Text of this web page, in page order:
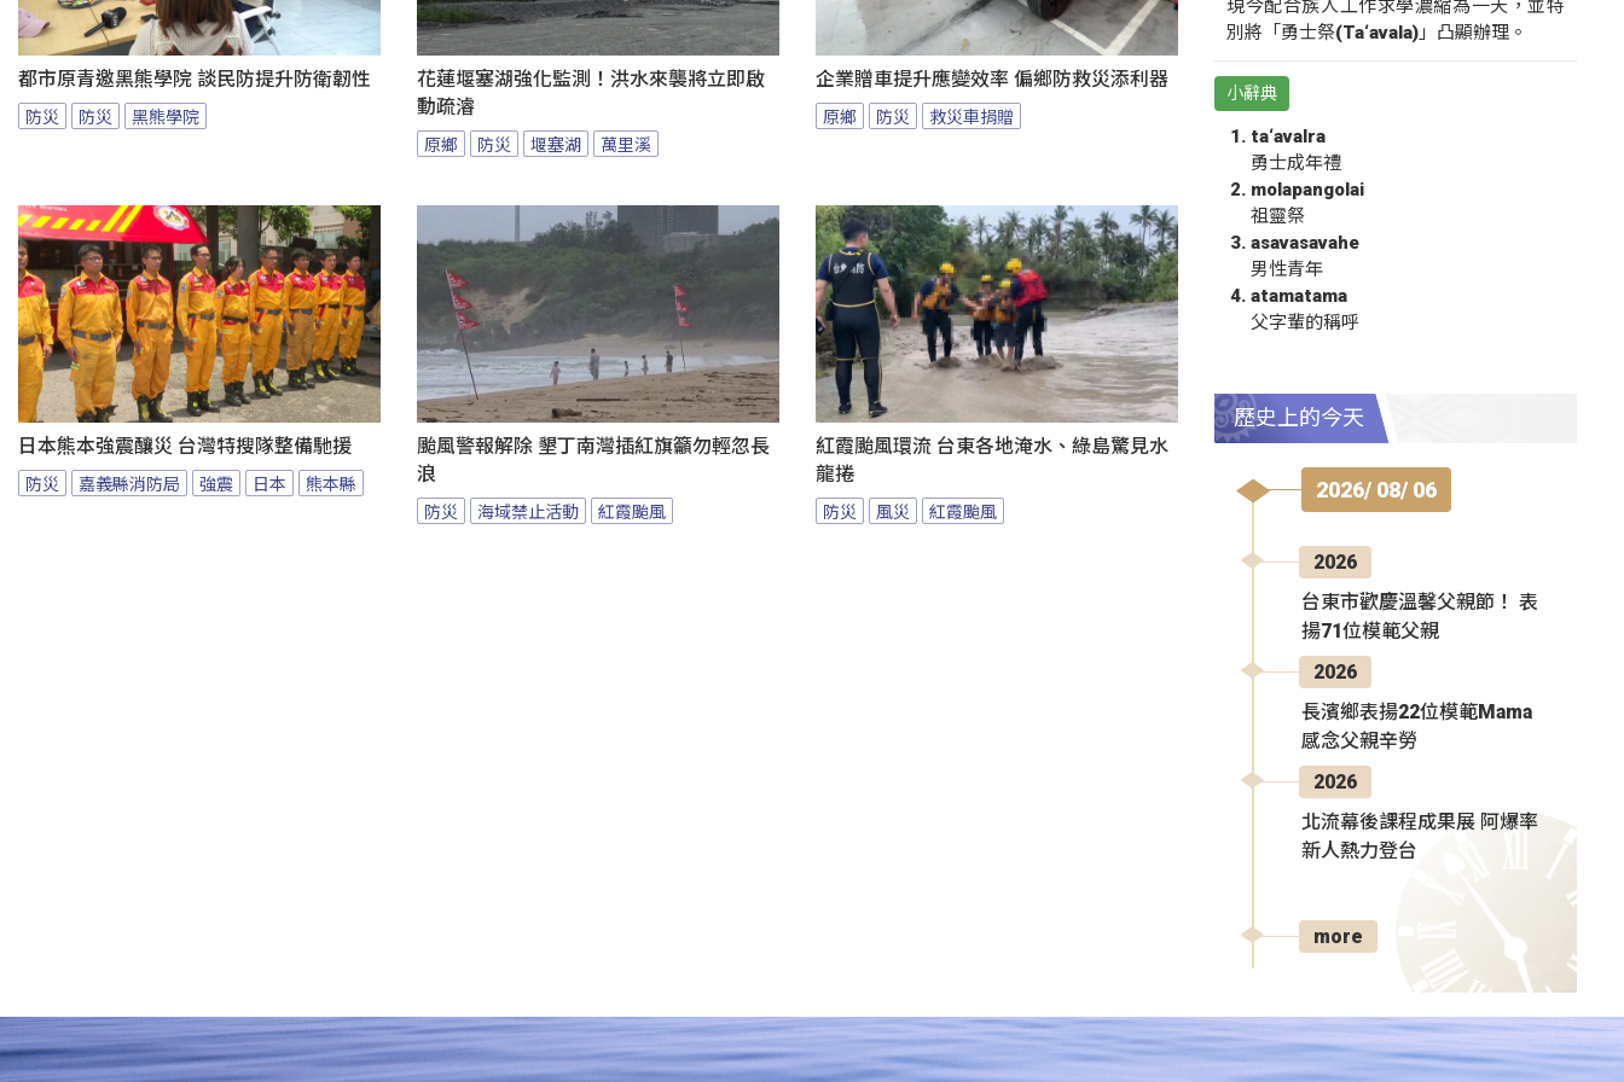
都市原青邀黑熊學院 談民防提升防衛韌性
防災 防災 黑熊學院
花蓮堰塞湖強化監測！洪水來襲將立即啟
動疏濬
原鄉 防災 堰塞湖 萬里溪
企業贈車提升應變效率 偏鄉防救災添利器
原鄉 防災 救災車捐贈
日本熊本強震釀災 台灣特搜隊整備馳援
防災 嘉義縣消防局 強震 日本 熊本縣
颱風警報解除 墾丁南灣插紅旗籲勿輕忽長
浪
防災 海域禁止活動 紅霞颱風
紅霞颱風環流 台東各地淹水、綠島驚見水
龍捲
防災 風災 紅霞颱風
現今配合族人工作求學濃縮為一天，並特
別將「勇士祭(Ta‘avala)」凸顯辦理。
小辭典
ta‘avalra
勇士成年禮
molapangolai
祖靈祭
asavasavahe
男性青年
atamatama
父字輩的稱呼
歷史上的今天
2026/ 08/ 06
2026
台東市歡慶溫馨父親節！ 表
揚71位模範父親
2026
長濱鄉表揚22位模範Mama
感念父親辛勞
2026
北流幕後課程成果展 阿爆率
新人熱力登台
more